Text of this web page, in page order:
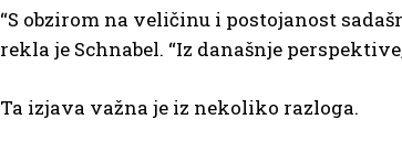
“S obzirom na veličinu i postojanost
rekla je Schnabel. “Iz današnje
Ta izjava važna je iz nekoliko razloga.